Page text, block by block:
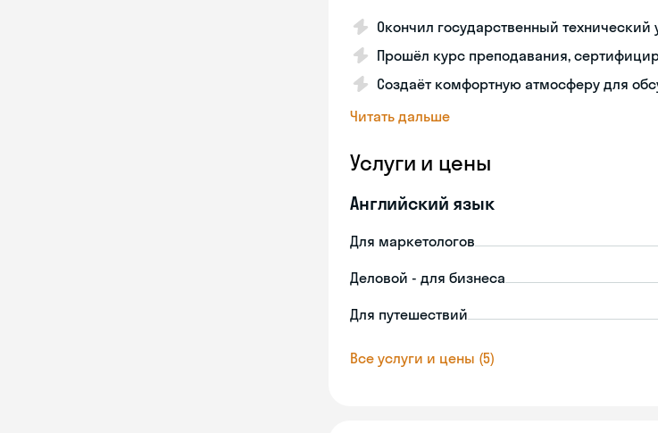
Окончил государственный технический
Прошёл курс преподавания,
Создаёт комфортную атмосферу для
Читать дальше
Услуги и цены
Английский язык
Для маркетологов
Деловой - для бизнеса
Для путешествий
Все услуги и цены (5)